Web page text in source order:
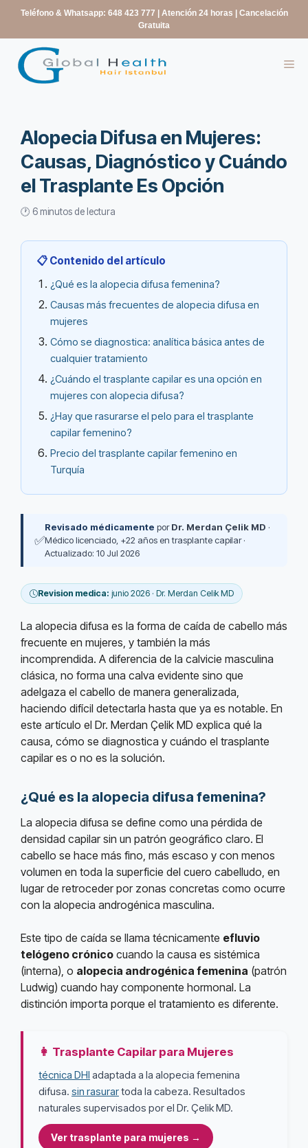
contenido
Teléfono & Whatsapp: 648 423 777
| Atención 24 horas | Cancelación
Gratuita
Alopecia Difusa en Mujeres:
Causas, Diagnóstico y Cuándo
el Trasplante Es Opción
🕐 6 minutos de lectura
📋 Contenido del artículo
¿Qué es la alopecia difusa femenina?
Causas más frecuentes de alopecia difusa en
mujeres
Cómo se diagnostica: analítica básica antes de
cualquier tratamiento
¿Cuándo el trasplante capilar es una opción en
mujeres con alopecia difusa?
¿Hay que rasurarse el pelo para el trasplante
capilar femenino?
Precio del trasplante capilar femenino en
Turquía
✅
Revisado médicamente porDr. Merdan Çelik MD ·
Médico licenciado, +22 años en trasplante capilar ·
Actualizado: 10 Jul 2026
Revision medica: junio 2026 · Dr. Merdan Celik MD
La alopecia difusa es la forma de caída de cabello más
frecuente en mujeres, y también la más
incomprendida. A diferencia de la calvicie masculina
clásica, no forma una calva evidente sino que
adelgaza el cabello de manera generalizada,
haciendo difícil detectarla hasta que ya es notable. En
este artículo el Dr. Merdan Çelik MD explica qué la
causa, cómo se diagnostica y cuándo el trasplante
capilar es o no es la solución.
¿Qué es la alopecia difusa femenina?
La alopecia difusa se define como una pérdida de
densidad capilar sin un patrón geográfico claro. El
cabello se hace más fino, más escaso y con menos
volumen en toda la superficie del cuero cabelludo, en
lugar de retroceder por zonas concretas como ocurre
con la alopecia androgénica masculina.
Este tipo de caída se llama técnicamente efluvio
telógeno crónico cuando la causa es sistémica
(interna), o alopecia androgénica femenina (patrón
Ludwig) cuando hay componente hormonal. La
distinción importa porque el tratamiento es diferente.
👩 Trasplante Capilar para Mujeres
técnica DHI adaptada a la alopecia femenina
difusa. sin rasurartoda la cabeza. Resultados
naturales supervisados por el Dr. Çelik MD.
Ver trasplante para mujeres →